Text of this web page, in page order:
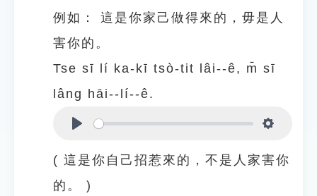
例如：
這是你家己做得來的，毋是人
害你的。
Tse sī lí ka-kī tsò-tit lâi--ê, m̄ sī
lâng hāi--lí--ê.
( 這是你自己招惹來的，不是人家害你
的。 )